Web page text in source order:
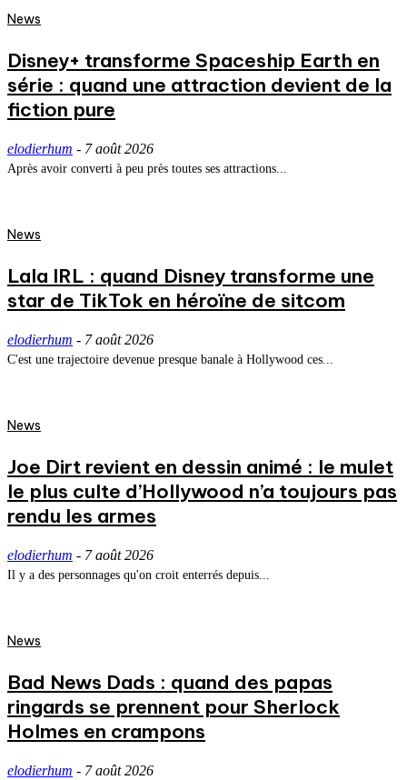
News
Disney+ transforme Spaceship Earth en
série : quand une attraction devient de la
fiction pure
elodierhum - 7 août 2026
Après avoir converti à peu près toutes ses attractions...
News
Lala IRL : quand Disney transforme une
star de TikTok en héroïne de sitcom
elodierhum - 7 août 2026
C'est une trajectoire devenue presque banale à Hollywood ces...
News
Joe Dirt revient en dessin animé : le mulet
le plus culte d’Hollywood n’a toujours pas
rendu les armes
elodierhum - 7 août 2026
Il y a des personnages qu'on croit enterrés depuis...
News
Bad News Dads : quand des papas
ringards se prennent pour Sherlock
Holmes en crampons
elodierhum - 7 août 2026